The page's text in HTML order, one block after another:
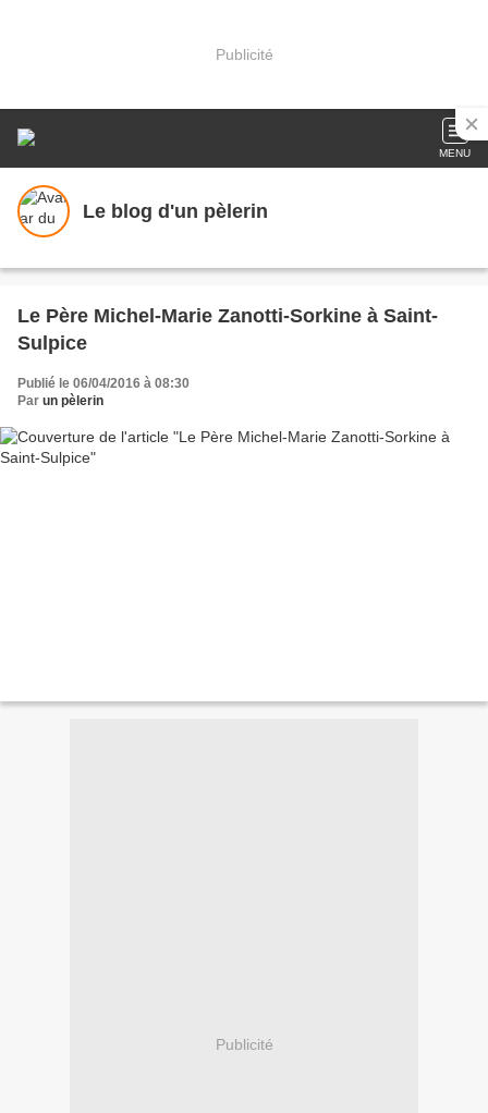
Publicité
MENU
Le blog d'un pèlerin
Le Père Michel-Marie Zanotti-Sorkine à Saint-
Sulpice
Publié le 06/04/2016 à 08:30
Par un pèlerin
Publicité